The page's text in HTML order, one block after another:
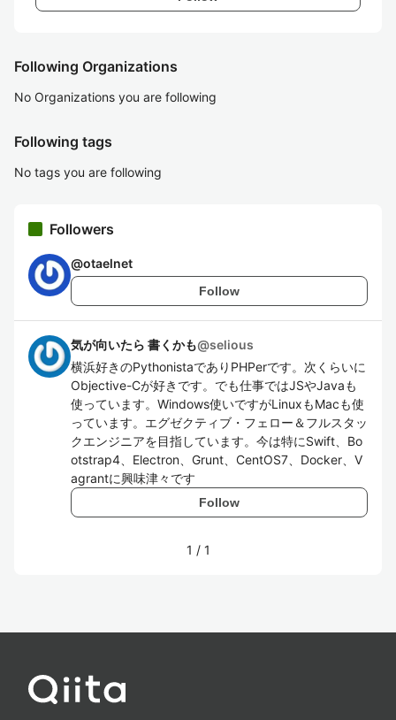
Following Organizations
No Organizations you are following
Following tags
No tags you are following
Followers
@otaelnet
Follow
気が向いたら 書くかも@selious
横浜好きのPythonistaでありPHPerです。次くらいに
Objective-Cが好きです。でも仕事ではJSやJavaも
使っています。Windows使いですがLinuxもMacも使
っています。エグゼクティブ・フェロー＆フルスタッ
クエンジニアを目指しています。今は特にSwift、Bo
otstrap4、Electron、Grunt、CentOS7、Docker、V
agrantに興味津々です
Follow
1 / 1